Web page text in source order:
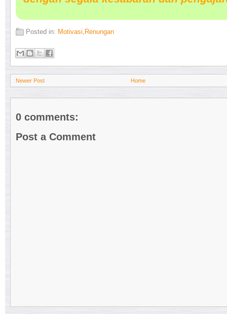
Posted in: Motivasi, Renungan
Newer Post Home
0 comments:
Post a Comment